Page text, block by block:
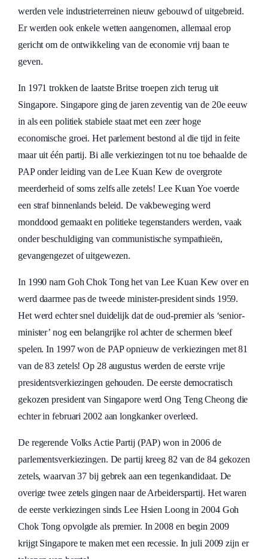
werden vele industrieterreinen nieuw gebouwd of uitgebreid.
Er werden ook enkele wetten aangenomen, allemaal erop
gericht om de ontwikkeling van de economie vrij baan te
geven.
In 1971 trokken de laatste Britse troepen zich terug uit
Singapore. Singapore ging de jaren zeventig van de 20e eeuw
in als een politiek stabiele staat met een zeer hoge
economische groei. Het parlement bestond al die tijd in feite
maar uit één partij. Bi alle verkiezingen tot nu toe behaalde de
PAP onder leiding van de Lee Kuan Kew de overgrote
meerderheid of soms zelfs alle zetels! Lee Kuan Yoe voerde
een straf binnenlands beleid. De vakbeweging werd
monddood gemaakt en politieke tegenstanders werden, vaak
onder beschuldiging van communistische sympathieën,
gevangengezet of uitgewezen.
In 1990 nam Goh Chok Tong het van Lee Kuan Kew over en
werd daarmee pas de tweede minister-president sinds 1959.
Het werd echter snel duidelijk dat de oud-premier als ‘senior-
minister’ nog een belangrijke rol achter de schermen bleef
spelen. In 1997 won de PAP opnieuw de verkiezingen met 81
van de 83 zetels! Op 28 augustus werden de eerste vrije
presidentsverkiezingen gehouden. De eerste democratisch
gekozen president van Singapore werd Ong Teng Cheong die
echter in februari 2002 aan longkanker overleed.
De regerende Volks Actie Partij (PAP) won in 2006 de
parlementsverkiezingen. De partij kreeg 82 van de 84 gekozen
zetels, waarvan 37 bij gebrek aan een tegenkandidaat. De
overige twee zetels gingen naar de Arbeiderspartij. Het waren
de eerste verkiezingen sinds Lee Hsien Loong in 2004 Goh
Chok Tong opvolgde als premier. In 2008 en begin 2009
krijgt Singapore te maken met een recessie. In juli 2009 zijn er